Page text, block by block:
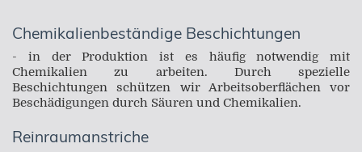
Chemikalienbeständige Beschichtungen
- in der Produktion ist es häufig notwendig mit
Chemikalien zu arbeiten. Durch spezielle
Beschichtungen schützen wir Arbeitsoberflächen vor
Beschädigungen durch Säuren und Chemikalien.
Reinraumanstriche